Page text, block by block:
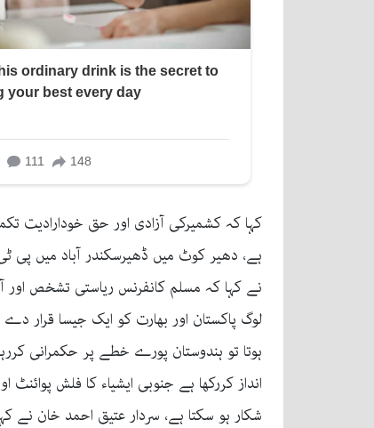
کہا کہ کشمیرکی آزادی اور حق خودارادیت
ہے، دھیر کوٹ میں ڈھیرسکندر آباد میں پی
نے کہا کہ مسلم کانفرنس ریاستی تشخص اور
لوگ پاکستان اور بھارت کو ایک جیسا قرار
ہوتا تو ہندوستان پورے خطے پر حکمرانی
انداز کررکھا ہے جنوبی ایشیاء کا فلش
شکار ہو سکتا ہے، سردار عتیق احمد خان نے